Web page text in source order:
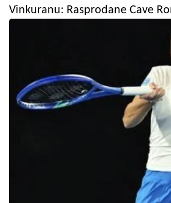
Vinkuranu: Rasprodane Cave